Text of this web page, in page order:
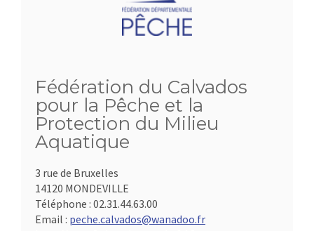
Fédération du Calvados
pour la Pêche et la
Protection du Milieu
Aquatique
3 rue de Bruxelles
14120 MONDEVILLE
Téléphone : 02.31.44.63.00
Email : peche.calvados@wanadoo.fr